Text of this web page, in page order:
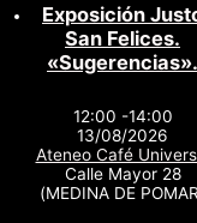
Exposición
San Felices.
«Sugerencias».
12:00 -14:00
13/08/2026
Ateneo Café
Calle Mayor 28
(MEDINA DE